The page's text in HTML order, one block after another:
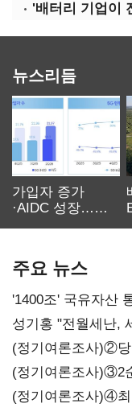
뉴스리듬
가입자 증가
·AIDC 성장…
주요 뉴스
'1400조' 국유자산
구조혁신
성기홍 "전월세난,
시사
(정기여론조사)②당
(정기여론조사)③2
'한 자릿수'
(정기여론조사)④